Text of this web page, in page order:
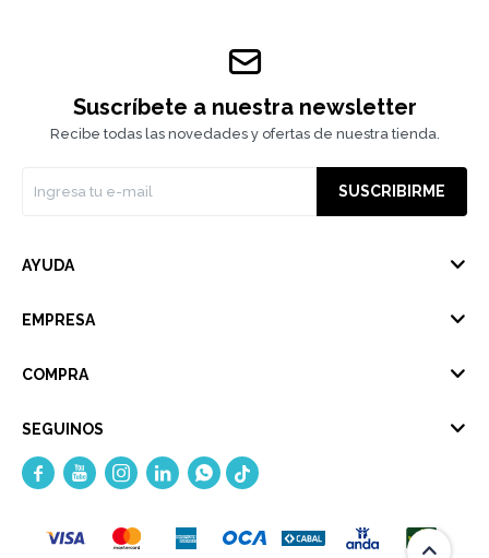
Suscríbete a nuestra newsletter
Recibe todas las novedades y ofertas de nuestra tienda.
SUSCRIBIRME
AYUDA
EMPRESA
COMPRA
SEGUINOS
    